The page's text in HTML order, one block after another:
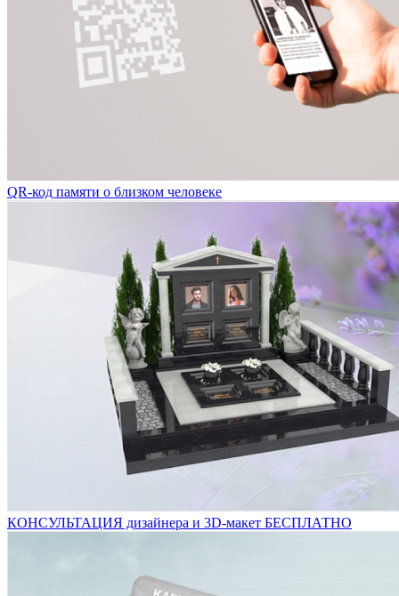
QR-код памяти о близком человеке
КОНСУЛЬТАЦИЯ дизайнера и 3D-макет БЕСПЛАТНО